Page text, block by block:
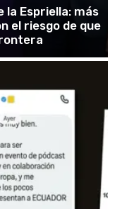
la Espriella: más
el riesgo de que